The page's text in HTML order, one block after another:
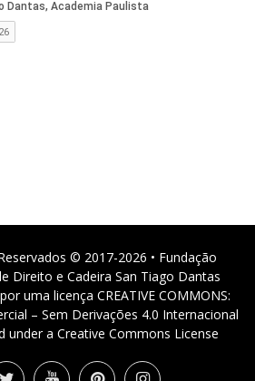
© 2017-2026 • Fundação
Direito e Cadeira San Tiago Dantas
uma licença CREATIVE COMMONS:
– Sem Derivações 4.0 Internacional
under a Creative Commons License